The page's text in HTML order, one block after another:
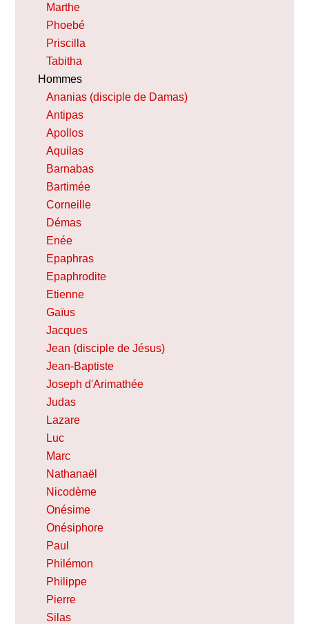
Marthe
Phoebé
Priscilla
Tabitha
Hommes
Ananias (disciple de Damas)
Antipas
Apollos
Aquilas
Barnabas
Bartimée
Corneille
Démas
Enée
Epaphras
Epaphrodite
Etienne
Gaïus
Jacques
Jean (disciple de Jésus)
Jean-Baptiste
Joseph d'Arimathée
Judas
Lazare
Luc
Marc
Nathanaël
Nicodème
Onésime
Onésiphore
Paul
Philémon
Philippe
Pierre
Silas